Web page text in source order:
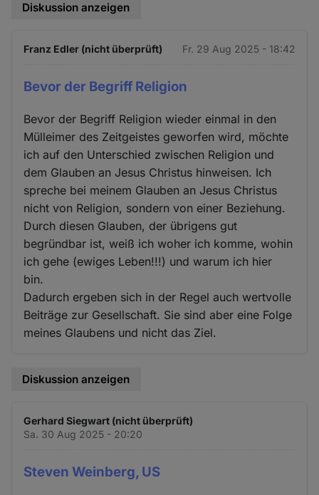
Diskussion anzeigen
Franz Edler (nicht überprüft) Fr. 29 Aug 2025 - 18:42
Bevor der Begriff Religion
Bevor der Begriff Religion wieder einmal in den
Mülleimer des Zeitgeistes geworfen wird, möchte
ich auf den Unterschied zwischen Religion und
dem Glauben an Jesus Christus hinweisen. Ich
spreche bei meinem Glauben an Jesus Christus
nicht von Religion, sondern von einer Beziehung.
Durch diesen Glauben, der übrigens gut
begründbar ist, weiß ich woher ich komme, wohin
ich gehe (ewiges Leben!!!) und warum ich hier
bin.
Dadurch ergeben sich in der Regel auch wertvolle
Beiträge zur Gesellschaft. Sie sind aber eine Folge
meines Glaubens und nicht das Ziel.
Diskussion anzeigen
Gerhard Siegwart (nicht überprüft)
Sa. 30 Aug 2025 - 20:20
Steven Weinberg, US